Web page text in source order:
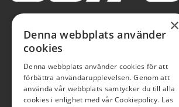
×
Denna webbplats använder
cookies
Denna webbplats använder cookies för att
förbättra användarupplevelsen. Genom att
använda vår webbplats samtycker du till alla
cookies i enlighet med vår Cookiepolicy. Läs